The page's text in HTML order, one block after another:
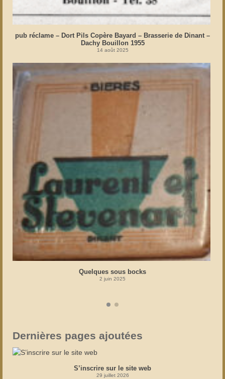
pub réclame – Dort Pils Copère Bayard – Brasserie de Dinant –
Dachy Bouillon 1955
14 août 2025
Quelques sous bocks
2 juin 2025
Dernières pages ajoutées
S’inscrire sur le site web
29 juillet 2026